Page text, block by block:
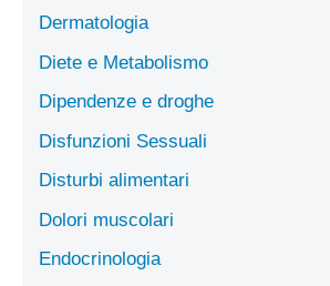
Dermatologia
Diete e Metabolismo
Dipendenze e droghe
Disfunzioni Sessuali
Disturbi alimentari
Dolori muscolari
Endocrinologia